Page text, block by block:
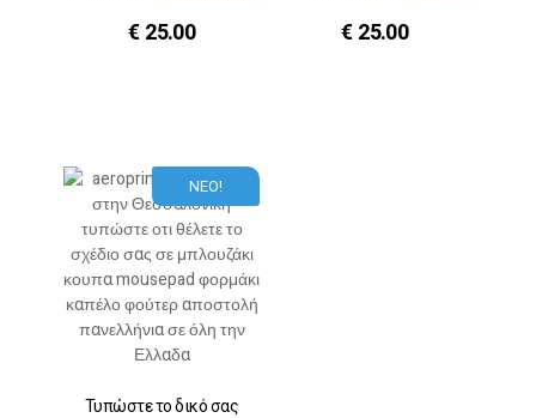
€ 25.00 € 25.00
ΝΕΟ!
Τυπώστε το δικό σας